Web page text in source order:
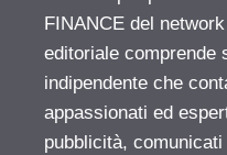
FINANCE del
editoriale comprende
indipendente che
appassionati ed
pubblicità, comunicati